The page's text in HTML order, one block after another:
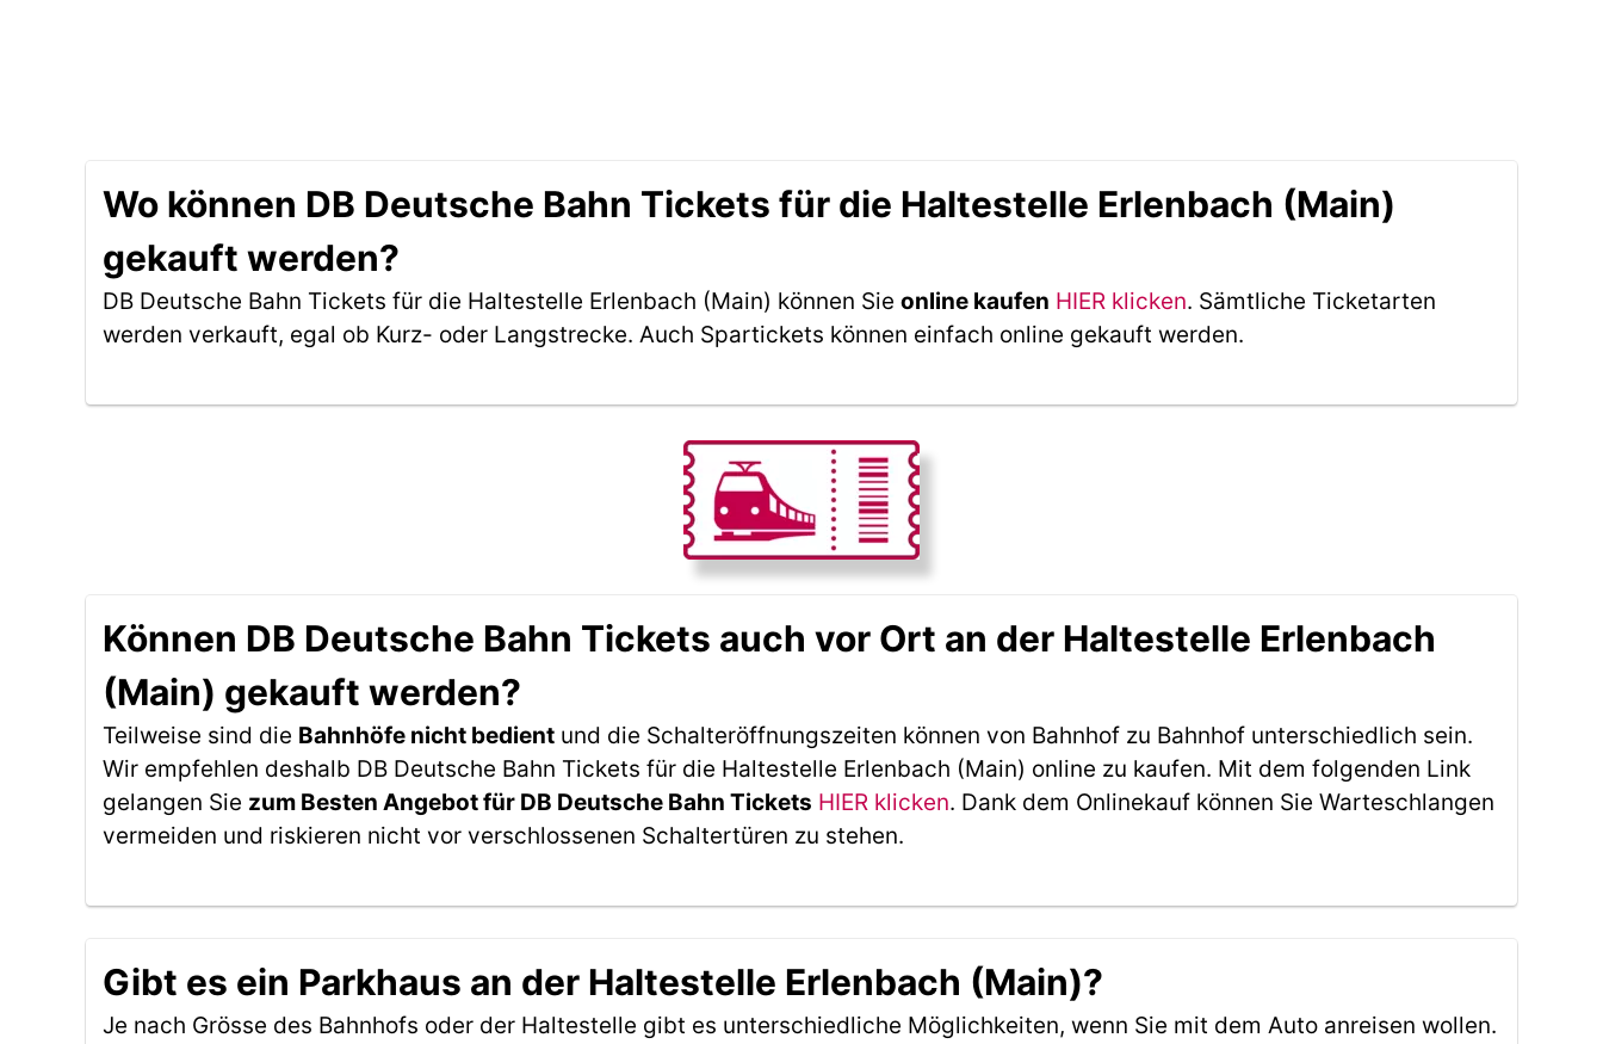
Wo können DB Deutsche Bahn Tickets für die Haltestelle Erlenbach (Main)
gekauft werden?
DB Deutsche Bahn Tickets für die Haltestelle Erlenbach (Main) können Sie online kaufen HIER klicken. Sämtliche Ticketarten
werden verkauft, egal ob Kurz- oder Langstrecke. Auch Spartickets können einfach online gekauft werden.
Können DB Deutsche Bahn Tickets auch vor Ort an der Haltestelle Erlenbach
(Main) gekauft werden?
Teilweise sind die Bahnhöfe nicht bedient und die Schalteröffnungszeiten können von Bahnhof zu Bahnhof unterschiedlich sein.
Wir empfehlen deshalb DB Deutsche Bahn Tickets für die Haltestelle Erlenbach (Main) online zu kaufen. Mit dem folgenden Link
gelangen Sie zum Besten Angebot für DB Deutsche Bahn Tickets HIER klicken. Dank dem Onlinekauf können Sie Warteschlangen
vermeiden und riskieren nicht vor verschlossenen Schaltertüren zu stehen.
Gibt es ein Parkhaus an der Haltestelle Erlenbach (Main)?
Je nach Grösse des Bahnhofs oder der Haltestelle gibt es unterschiedliche Möglichkeiten, wenn Sie mit dem Auto anreisen wollen.